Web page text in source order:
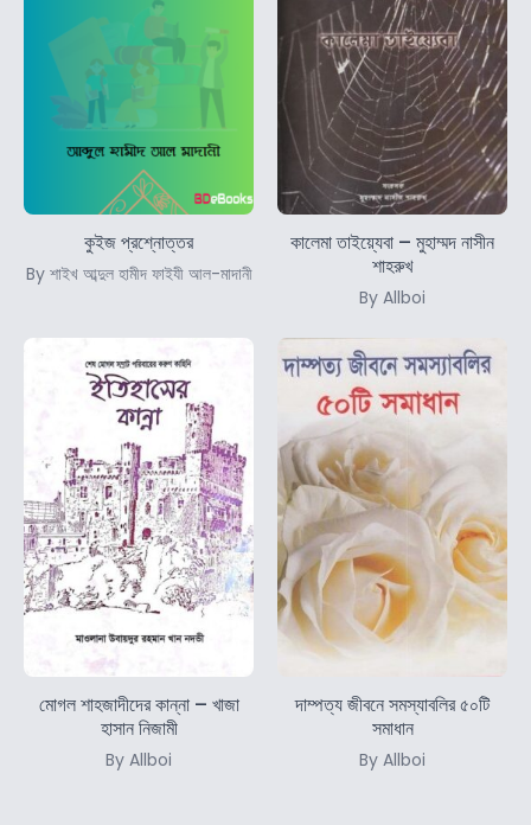
কুইজ প্রশ্নোত্তর
By শাইখ আব্দুল হামীদ ফাইযী আল-মাদানী
কালেমা তাইয়্যেবা – মুহাম্মদ নাসীন
শাহরুখ
By Allboi
মোগল শাহজাদীদের কান্না – খাজা
হাসান নিজামী
By Allboi
দাম্পত্য জীবনে সমস্যাবলির ৫০টি
সমাধান
By Allboi